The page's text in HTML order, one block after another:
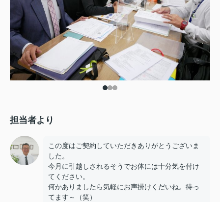
担当者より
この度はご契約していただきありがとうございま
した。
今月に引越しされるそうでお体には十分気を付け
てください。
何かありましたら気軽にお声掛けくだいね。待っ
てます～（笑）